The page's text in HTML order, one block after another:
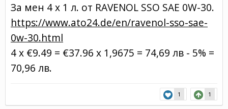
За мен 4 х 1 л. от RAVENOL SSO SAE 0W-30.
https://www.ato24.de/en/ravenol-sso-sae-
0w-30.html
4 х €9.49 = €37.96 х 1,9675 = 74,69 лв - 5% =
70,96 лв.
1 1